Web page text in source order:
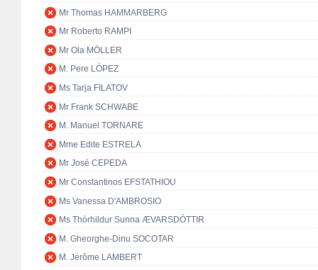
Mr Thomas HAMMARBERG
Mr Roberto RAMPI
Mr Ola MÖLLER
M. Pere LÓPEZ
Ms Tarja FILATOV
Mr Frank SCHWABE
M. Manuel TORNARE
Mme Edite ESTRELA
Mr José CEPEDA
Mr Constantinos EFSTATHIOU
Ms Vanessa D'AMBROSIO
Ms Thórhildur Sunna ÆVARSDÓTTIR
M. Gheorghe-Dinu SOCOTAR
M. Jérôme LAMBERT